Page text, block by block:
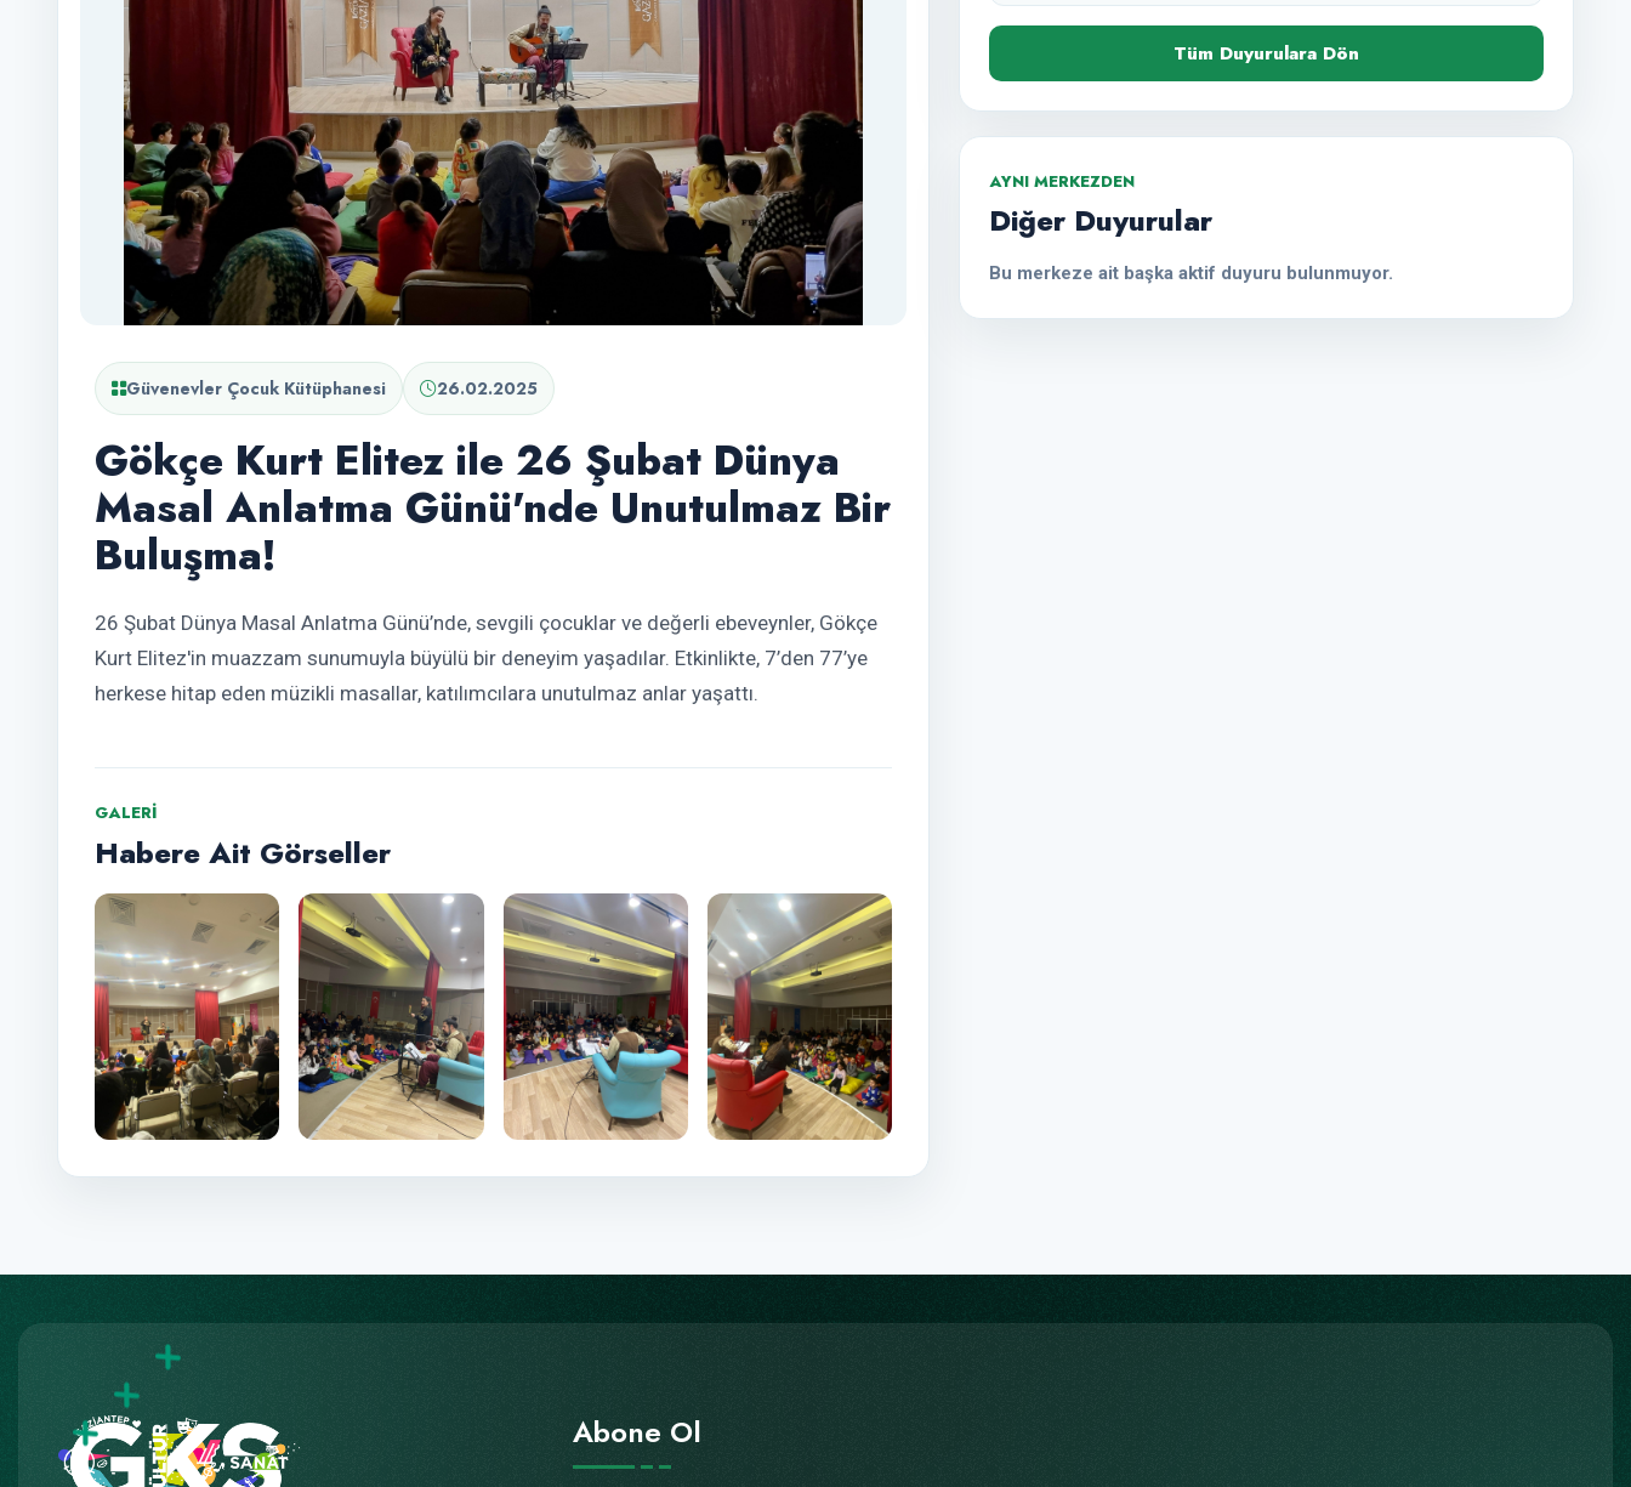
Güvenevler Çocuk Kütüphanesi 26.02.2025
Gökçe Kurt Elitez ile 26 Şubat Dünya
Masal Anlatma Günü'nde Unutulmaz Bir
Buluşma!
26 Şubat Dünya Masal Anlatma Günü’nde, sevgili çocuklar ve değerli ebeveynler, Gökçe
Kurt Elitez'in muazzam sunumuyla büyülü bir deneyim yaşadılar. Etkinlikte, 7’den 77’ye
herkese hitap eden müzikli masallar, katılımcılara unutulmaz anlar yaşattı.
GALERI
Habere Ait Görseller
Tüm Duyurulara Dön
AYNI MERKEZDEN
Diğer Duyurular
Bu merkeze ait başka aktif duyuru bulunmuyor.
Abone Ol